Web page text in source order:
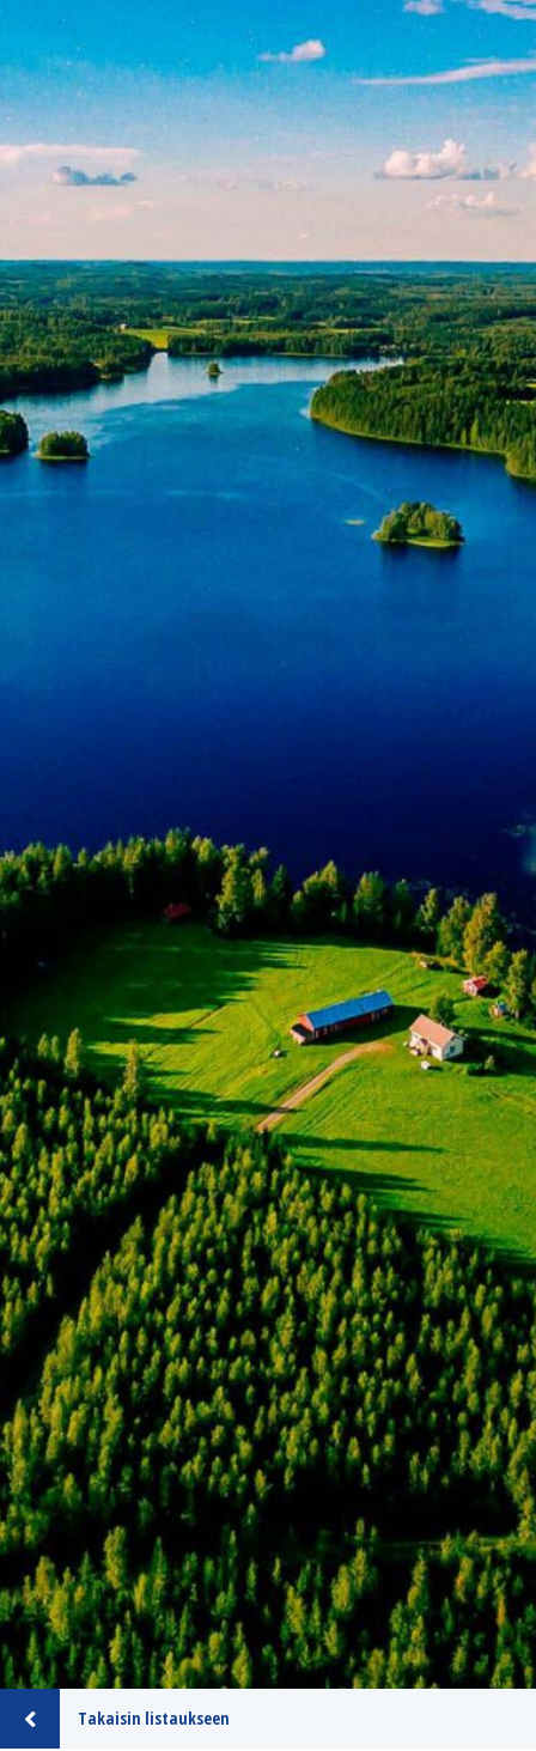
Takaisin listaukseen